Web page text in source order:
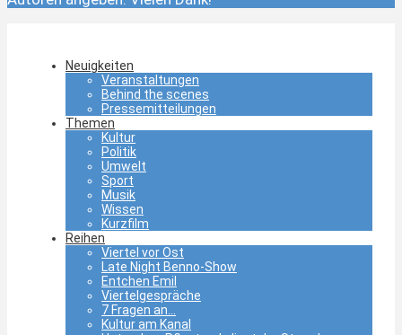
Neuigkeiten
Veranstaltungen
Behind the scenes
Pressemitteilungen
Themen
Kultur
Politik
Umwelt
Sport
Musik
Wissen
Kurzfilm
Reihen
Viertel vor Ost
Late Night Benno-Show
Entchen Emil
Viertelgespräche
7 Fragen an…
Kultur am Kanal